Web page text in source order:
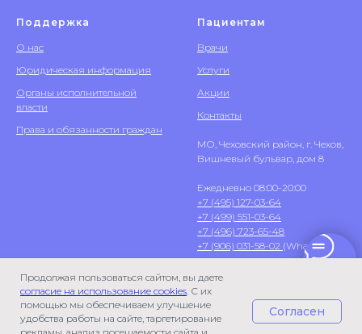
Продолжая пользоваться сайтом, вы даете
согласие на использование cookies. С их
помощью мы обеспечиваем улучшение
удобства работы на сайте, таргетирование
Согласен
Поддержка
О нас
Юридическая информация
Органы исполнительной
власти
Права и обязанности граждан
Пациентам
Врачи
Услуги
Акции
Контакты
МО, Чеховский район, г. Чехов,
Вишневый бульвар, дом 8
Ежедневно 08:00-20:00
+7 (495) 127-03-64
+7 (499) 551-03-64
+7 (496) 723-65-48
+7 (906) 031-58-02 (WhatsApp)